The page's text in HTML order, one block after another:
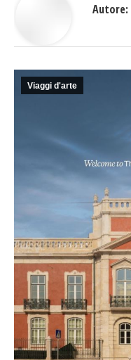
Viaggi d'arte
Autore: